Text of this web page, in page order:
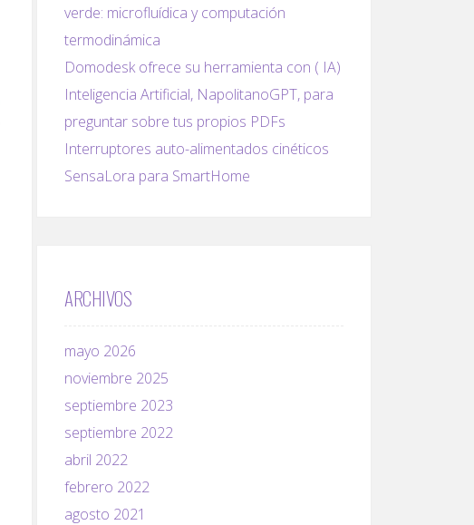
verde: microfluídica y computación
termodinámica
Domodesk ofrece su herramienta con ( IA)
Inteligencia Artificial, NapolitanoGPT, para
preguntar sobre tus propios PDFs
Interruptores auto-alimentados cinéticos
SensaLora para SmartHome
ARCHIVOS
mayo 2026
noviembre 2025
septiembre 2023
septiembre 2022
abril 2022
febrero 2022
agosto 2021